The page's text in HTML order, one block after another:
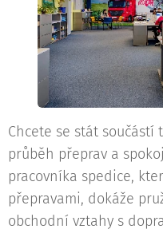
Chcete se stát
průběh přeprav a
pracovníka spedice,
přepravami, dokáže
obchodní vztahy s